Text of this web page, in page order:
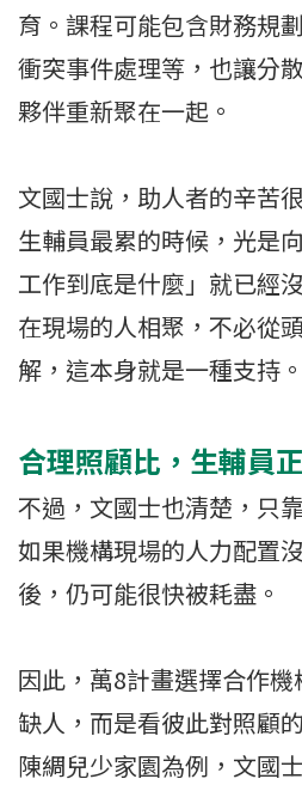
育。課程可能包含財務規
衝突事件處理等，也讓分
夥伴重新聚在一起。
文國士說，助人者的辛苦
生輔員最累的時候，光是
工作到底是什麼」就已經
在現場的人相聚，不必從
解，這本身就是一種支持。
合理照顧比，生輔員
不過，文國士也清楚，只
如果機構現場的人力配置
後，仍可能很快被耗盡。
因此，萬8計畫選擇合作
缺人，而是看彼此對照顧
陳綢兒少家園為例，文國